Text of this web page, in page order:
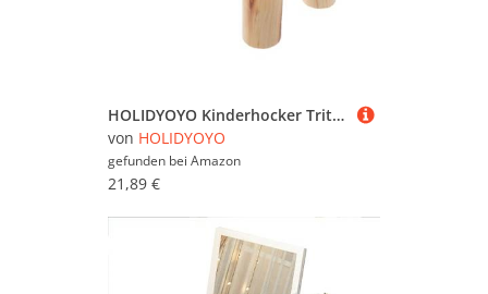
HOLIDYOYO Kinderhocker Tritthocker Für Kleinkinder Stiefstuhl Tritthocker Fußhocker Aus Holz Badezimmerhocker Für Erwachsene Fußhocker Aus Massivholz Schminktisch Hocker Khaki Hölzern
von HOLIDYOYO
gefunden bei Amazon
21,89 €